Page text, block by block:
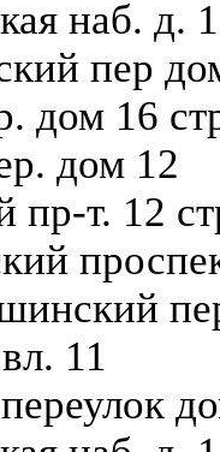
наб. д.
пер
дом 16
дом 12
пр-т. 12
11